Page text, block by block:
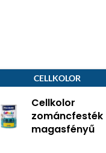
CELLKOLOR
Cellkolor
zománcfesték
magasfényű